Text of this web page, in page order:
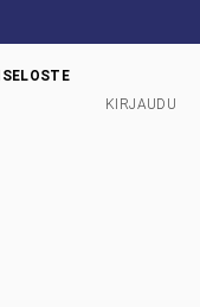
KIRJAUDU